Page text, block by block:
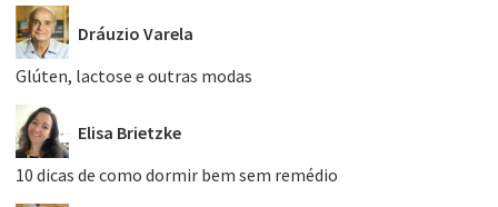
Dráuzio Varela
Glúten, lactose e outras modas
Elisa Brietzke
10 dicas de como dormir bem sem remédio